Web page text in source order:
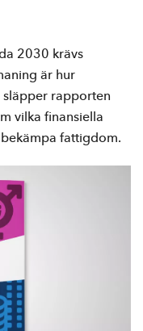
2030 krävs
är hur
släpper rapporten
vilka finansiella
fattigdom.